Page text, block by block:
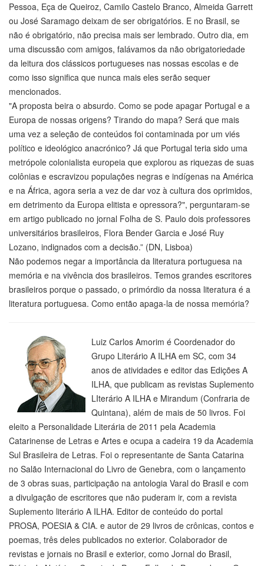
Pessoa, Eça de Queiroz, Camilo Castelo Branco, Almeida Garrett
ou José Saramago deixam de ser obrigatórios. E no Brasil, se
não é obrigatório, não precisa mais ser lembrado. Outro dia, em
uma discussão com amigos, falávamos da não obrigatoriedade
da leitura dos clássicos portugueses nas nossas escolas e de
como isso significa que nunca mais eles serão sequer
mencionados.
"A proposta beira o absurdo. Como se pode apagar Portugal e a
Europa de nossas origens? Tirando do mapa? Será que mais
uma vez a seleção de conteúdos foi contaminada por um viés
político e ideológico anacrónico? Já que Portugal teria sido uma
metrópole colonialista europeia que explorou as riquezas de suas
colônias e escravizou populações negras e indígenas na América
e na África, agora seria a vez de dar voz à cultura dos oprimidos,
em detrimento da Europa elitista e opressora?", perguntaram-se
em artigo publicado no jornal Folha de S. Paulo dois professores
universitários brasileiros, Flora Bender Garcia e José Ruy
Lozano, indignados com a decisão.” (DN, Lisboa)
Não podemos negar a importância da literatura portuguesa na
memória e na vivência dos brasileiros. Temos grandes escritores
brasileiros porque o passado, o primórdio da nossa literatura é a
literatura portuguesa. Como então apaga-la de nossa memória?
Luiz Carlos Amorim é Coordenador do
Grupo Literário A ILHA em SC, com 34
anos de atividades e editor das Edições A
ILHA, que publicam as revistas Suplemento
LIterário A ILHA e Mirandum (Confraria de
Quintana), além de mais de 50 livros. Foi
eleito a Personalidade Literária de 2011 pela Academia
Catarinense de Letras e Artes e ocupa a cadeira 19 da Academia
Sul Brasileira de Letras. Foi o representante de Santa Catarina
no Salão Internacional do Livro de Genebra, com o lançamento
de 3 obras suas, participação na antologia Varal do Brasil e com
a divulgação de escritores que não puderam ir, com a revista
Suplemento literário A ILHA. Editor de conteúdo do portal
PROSA, POESIA & CIA. e autor de 29 livros de crônicas, contos e
poemas, três deles publicados no exterior. Colaborador de
revistas e jornais no Brasil e exterior, como Jornal do Brasil,